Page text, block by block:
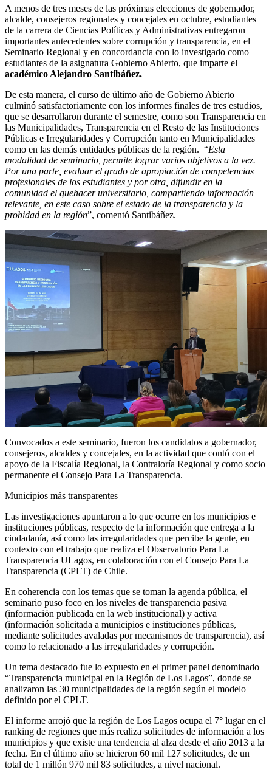
A menos de tres meses de las próximas elecciones de gobernador,
alcalde, consejeros regionales y concejales en octubre, estudiantes
de la carrera de Ciencias Políticas y Administrativas entregaron
importantes antecedentes sobre corrupción y transparencia, en el
Seminario Regional y en concordancia con lo investigado como
estudiantes de la asignatura Gobierno Abierto, que imparte el
académico Alejandro Santibáñez.
De esta manera, el curso de último año de Gobierno Abierto
culminó satisfactoriamente con los informes finales de tres estudios,
que se desarrollaron durante el semestre, como son Transparencia en
las Municipalidades, Transparencia en el Resto de las Instituciones
Públicas e Irregularidades y Corrupción tanto en Municipalidades
como en las demás entidades públicas de la región. “Esta
modalidad de seminario, permite lograr varios objetivos a la vez.
Por una parte, evaluar el grado de apropiación de competencias
profesionales de los estudiantes y por otra, difundir en la
comunidad el quehacer universitario, compartiendo información
relevante, en este caso sobre el estado de la transparencia y la
probidad en la región”, comentó Santibáñez.
Convocados a este seminario, fueron los candidatos a gobernador,
consejeros, alcaldes y concejales, en la actividad que contó con el
apoyo de la Fiscalía Regional, la Contraloría Regional y como socio
permanente el Consejo Para La Transparencia.
Municipios más transparentes
Las investigaciones apuntaron a lo que ocurre en los municipios e
instituciones públicas, respecto de la información que entrega a la
ciudadanía, así como las irregularidades que percibe la gente, en
contexto con el trabajo que realiza el Observatorio Para La
Transparencia ULagos, en colaboración con el Consejo Para La
Transparencia (CPLT) de Chile.
En coherencia con los temas que se toman la agenda pública, el
seminario puso foco en los niveles de transparencia pasiva
(información publicada en la web institucional) y activa
(información solicitada a municipios e instituciones públicas,
mediante solicitudes avaladas por mecanismos de transparencia), así
como lo relacionado a las irregularidades y corrupción.
Un tema destacado fue lo expuesto en el primer panel denominado
“Transparencia municipal en la Región de Los Lagos”, donde se
analizaron las 30 municipalidades de la región según el modelo
definido por el CPLT.
El informe arrojó que la región de Los Lagos ocupa el 7° lugar en el
ranking de regiones que más realiza solicitudes de información a los
municipios y que existe una tendencia al alza desde el año 2013 a la
fecha. En el último año se hicieron 60 mil 127 solicitudes, de un
total de 1 millón 970 mil 83 solicitudes, a nivel nacional.